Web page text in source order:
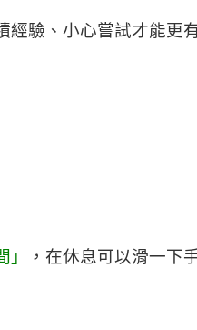
驗、小心嘗試才能
」
，在休息可以滑一下